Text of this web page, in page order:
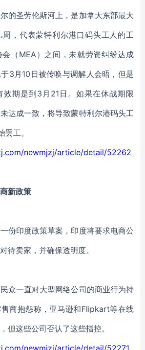
的圣劳伦斯河上，是加拿大东部最大
周，代表蒙特利尔港口码头工人的工
（MEA）之间，未就劳资纠纷达成
3月10日被传唤与调解人会晤，但是
效期是到3月21日。如果在休战期限
达成一致，将导致蒙特利尔港码头工
工。
newmjzj/article/detail/52262
新政策
份印度政策草案，印度将要求电商公
待卖家，并确保透明度。
众一直对大型网络公司的商业行为持
商抱怨称，亚马逊和Flipkart等在线
但这些公司否认了这些指控。
newmjzj/article/detail/52271